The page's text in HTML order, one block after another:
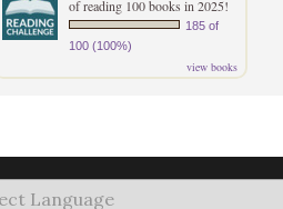
of reading 100 books in 2025!
185 of
100 (100%)
view books